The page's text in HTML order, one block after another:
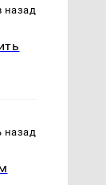
назад
назад